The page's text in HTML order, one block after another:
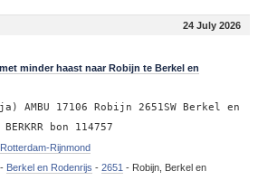
24 July 2026
minder haast naar Robijn te Berkel en
AMBU 17106 Robijn 2651SW Berkel en
bon 114757
Rotterdam-Rijnmond
Berkel en Rodenrijs - 2651 - Robijn, Berkel en